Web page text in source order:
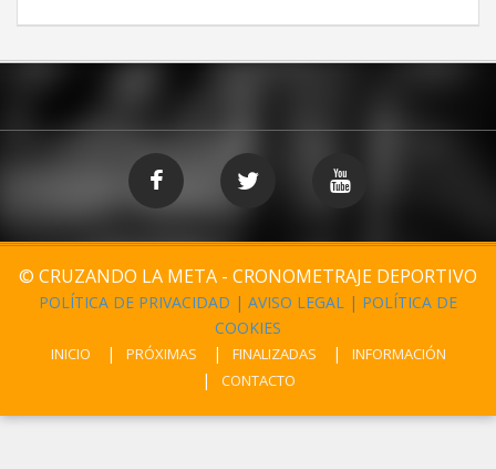
© CRUZANDO LA META - CRONOMETRAJE DEPORTIVO
POLÍTICA DE PRIVACIDAD | AVISO LEGAL | POLÍTICA DE
COOKIES
INICIO PRÓXIMAS FINALIZADAS
INFORMACIÓN
CONTACTO